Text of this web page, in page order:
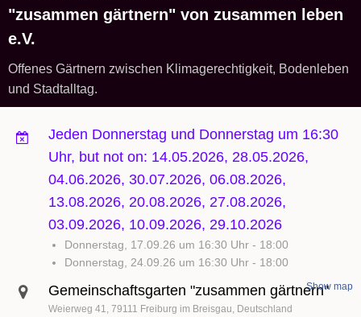
"zusammen gärtnern" von zusammen leben
e.V.
Offenes Gärtnern zwischen Klimagerechtigkeit, Bodenleben
und Stadtalltag.
Jeden Donnerstag und Donnerstag um 16:30
Uhr, but not on: 14.05.2026, 28.05.2026,
04.06.2026, 30.07.2026, 06.08.2026,
13.08.2026, 20.08.2026, 27.08.2026,
03.09.2026, 10.09.2026, 29.10.2026
Donnerstag, 17.09.26 um 16:30 Uhr - 18:00
Donnerstag, 24.09.26 um 16:30 Uhr - 18:00
Gemeinschaftsgarten "zusammen gärtnern"
Weierweg 41 79111 Freiburg im Breisgau Deutschland
Show map